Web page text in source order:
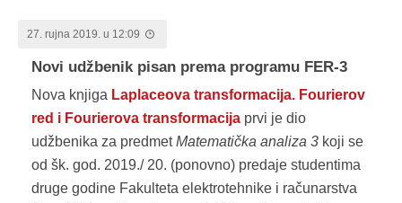
27. rujna 2019. u 12:09
Novi udžbenik pisan prema programu FER-3
Nova knjiga Laplaceova transformacija. Fourierov
red i Fourierova transformacija prvi je dio
udžbenika za predmetMatematička analiza 3 koji se
od šk. god. 2019./ 20. (ponovno) predaje studentima
druge godine Fakulteta elektrotehnike i računarstva